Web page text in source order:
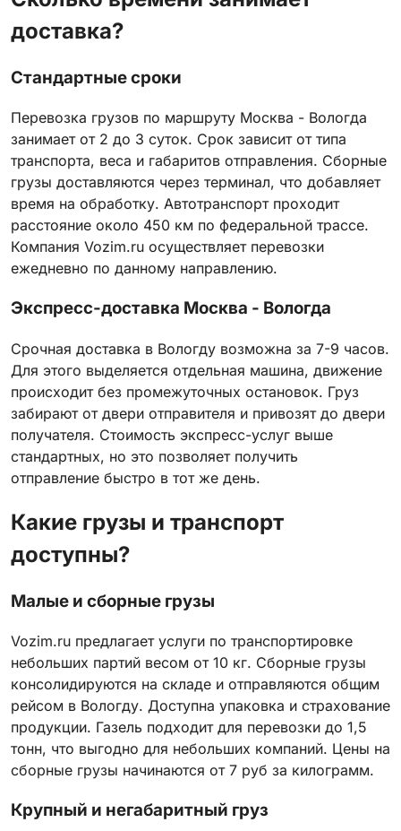
доставка?
Стандартные сроки
Перевозка грузов по маршруту Москва - Вологда
занимает от 2 до 3 суток. Срок зависит от типа
транспорта, веса и габаритов отправления. Сборные
грузы доставляются через терминал, что добавляет
время на обработку. Автотранспорт проходит
расстояние около 450 км по федеральной трассе.
Компания Vozim.ru осуществляет перевозки
ежедневно по данному направлению.
Экспресс-доставка Москва - Вологда
Срочная доставка в Вологду возможна за 7-9 часов.
Для этого выделяется отдельная машина, движение
происходит без промежуточных остановок. Груз
забирают от двери отправителя и привозят до двери
получателя. Стоимость экспресс-услуг выше
стандартных, но это позволяет получить
отправление быстро в тот же день.
Какие грузы и транспорт
доступны?
Малые и сборные грузы
Vozim.ru предлагает услуги по транспортировке
небольших партий весом от 10 кг. Сборные грузы
консолидируются на складе и отправляются общим
рейсом в Вологду. Доступна упаковка и страхование
продукции. Газель подходит для перевозки до 1,5
тонн, что выгодно для небольших компаний. Цены на
сборные грузы начинаются от 7 руб за килограмм.
Крупный и негабаритный груз